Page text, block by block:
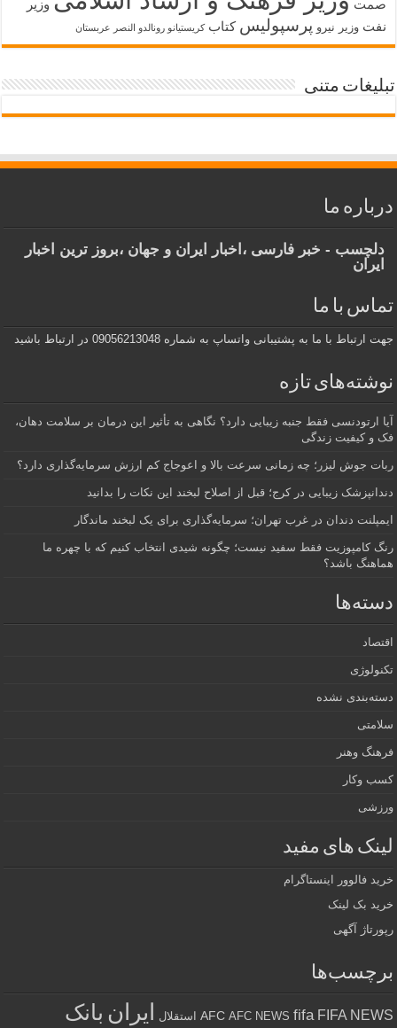
صمت
وزیر
نفت وزیر نیرو پرسپولیس کتاب کریستیانو رونالدو النصر عربستان
تبلیغات متنی
درباره ما
دلچسب - خبر فارسی ،اخبار ایران و جهان ،بروز ترین اخبار
ایران
تماس با ما
جهت ارتباط با ما به پشتیبانی واتساپ به شماره 09056213048 در ارتباط باشید
نوشته‌های تازه
آیا ارتودنسی فقط جنبه زیبایی دارد؟ نگاهی به تأثیر این درمان بر سلامت دهان،
فک و کیفیت زندگی
ربات جوش لیزر؛ چه زمانی سرعت بالا و اعوجاج کم ارزش سرمایه‌گذاری دارد؟
دندانپزشک زیبایی در کرج؛ قبل از اصلاح لبخند این نکات را بدانید
ایمپلنت دندان در غرب تهران؛ سرمایه‌گذاری برای یک لبخند ماندگار
رنگ کامپوزیت فقط سفید نیست؛ چگونه شیدی انتخاب کنیم که با چهره ما
هماهنگ باشد؟
دسته‌ها
اقتصاد
تکنولوژی
دسته‌بندی نشده
سلامتی
فرهنگ وهنر
کسب وکار
ورزشی
لینک های مفید
خرید فالوور اینستاگرام
خرید بک لینک
رپورتاژ آگهی
برچسب‌ها
AFC AFC NEWS fifa FIFA NEWS استقلال ایران بانک